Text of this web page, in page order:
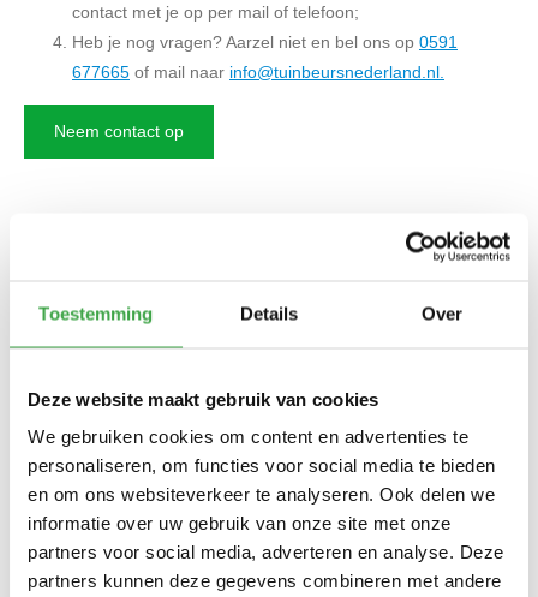
Toestemming Details Over
Deze website maakt gebruik van cookies
We gebruiken cookies om content en advertenties te
personaliseren, om functies voor social media te bieden
en om ons websiteverkeer te analyseren. Ook delen we
informatie over uw gebruik van onze site met onze
partners voor social media, adverteren en analyse. Deze
partners kunnen deze gegevens combineren met andere
contact met je op per mail of telefoon;
Heb je nog vragen? Aarzel niet en bel ons op 0591
677665 of mail naar info@tuinbeursnederland.nl
Neem contact op
Ben je op zoek naar een tuinhuisje om lekker buiten te kunnen
zitten? Of zoekt je juist ook oplossing om tuingereedschap op te
Tuinbeurs Nederland
verschillende maten en uitvoeringen verkrijgbaar. Zoek je een
tuinhuis voor in een landelijke omgeving? Kies dan een dakvorm